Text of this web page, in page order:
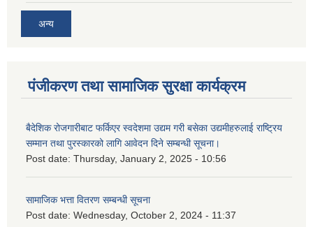
अन्य
पंजीकरण तथा सामाजिक सुरक्षा कार्यक्रम
बैदेशिक रोजगारीबाट फर्किएर स्वदेशमा उद्यम गरी बसेका उद्यमीहरुलाई राष्‍ट्रिय
सम्मान तथा पुरस्कारको लागि आवेदन दिने सम्बन्धी सूचना।
Post date: Thursday, January 2, 2025 - 10:56
सामाजिक भत्ता वितरण सम्बन्धी सूचना
Post date: Wednesday, October 2, 2024 - 11:37